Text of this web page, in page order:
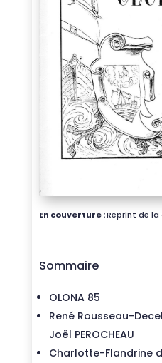
En couverture :Reprint de la
Sommaire
OLONA 85
René Rousseau-
Joël PEROCHEAU
Charlotte-Flandrine